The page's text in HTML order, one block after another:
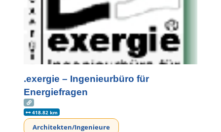
.exergie – Ingenieurbüro für
Energiefragen
418.82 km
Architekten/Ingenieure